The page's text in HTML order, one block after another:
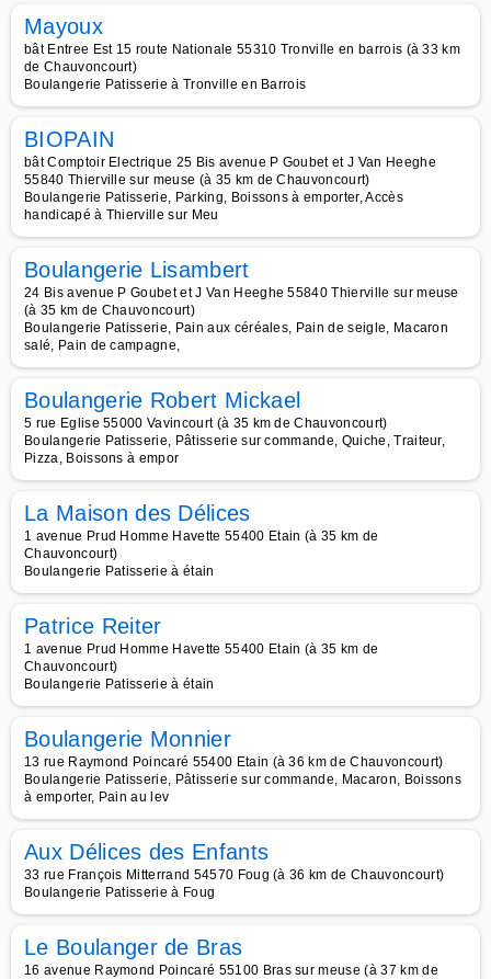
Mayoux
bât Entree Est 15 route Nationale 55310 Tronville en barrois (à 33 km
de Chauvoncourt)
Boulangerie Patisserie à Tronville en Barrois
BIOPAIN
bât Comptoir Electrique 25 Bis avenue P Goubet et J Van Heeghe
55840 Thierville sur meuse (à 35 km de Chauvoncourt)
Boulangerie Patisserie, Parking, Boissons à emporter, Accès
handicapé à Thierville sur Meu
Boulangerie Lisambert
24 Bis avenue P Goubet et J Van Heeghe 55840 Thierville sur meuse
(à 35 km de Chauvoncourt)
Boulangerie Patisserie, Pain aux céréales, Pain de seigle, Macaron
salé, Pain de campagne,
Boulangerie Robert Mickael
5 rue Eglise 55000 Vavincourt (à 35 km de Chauvoncourt)
Boulangerie Patisserie, Pâtisserie sur commande, Quiche, Traiteur,
Pizza, Boissons à empor
La Maison des Délices
1 avenue Prud Homme Havette 55400 Etain (à 35 km de
Chauvoncourt)
Boulangerie Patisserie à étain
Patrice Reiter
1 avenue Prud Homme Havette 55400 Etain (à 35 km de
Chauvoncourt)
Boulangerie Patisserie à étain
Boulangerie Monnier
13 rue Raymond Poincaré 55400 Etain (à 36 km de Chauvoncourt)
Boulangerie Patisserie, Pâtisserie sur commande, Macaron, Boissons
à emporter, Pain au lev
Aux Délices des Enfants
33 rue François Mitterrand 54570 Foug (à 36 km de Chauvoncourt)
Boulangerie Patisserie à Foug
Le Boulanger de Bras
16 avenue Raymond Poincaré 55100 Bras sur meuse (à 37 km de